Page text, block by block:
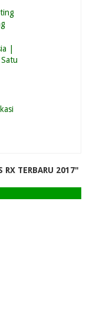
|
RX TERBARU 2017"